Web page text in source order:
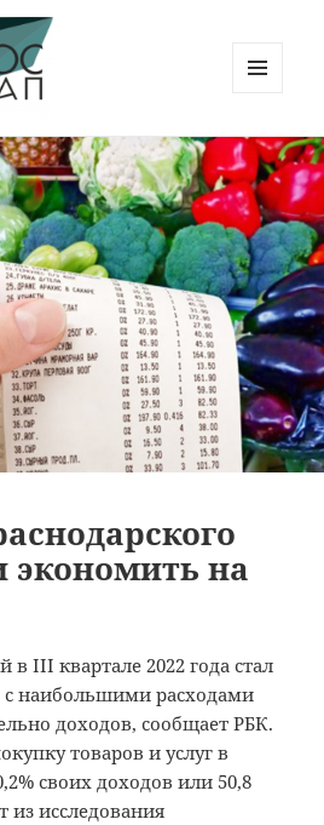
ВИДЖЕТЫ
экономить на
в III квартале 2022 года стал
с наибольшими расходами
доходов, сообщает РБК.
товаров и услуг в
своих доходов или 50,8
из исследования